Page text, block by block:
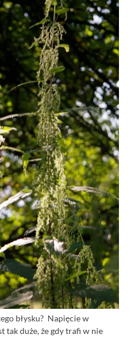
błysku? Napięcie w
tak duże, że gdy trafi w nie